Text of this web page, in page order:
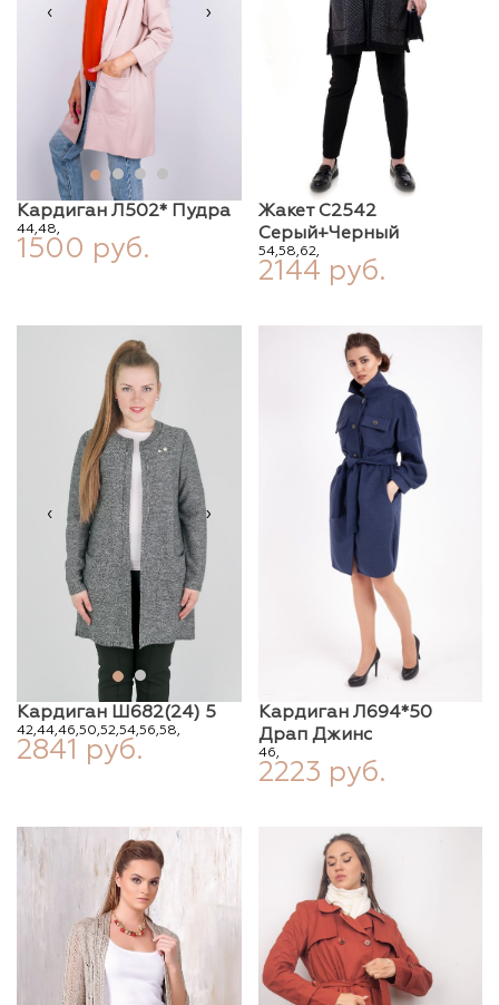
‹ ›
Кардиган Л502* Пудра
44,48,
1500 руб.
Жакет С2542
Серый+черный
54,58,62,
2144 руб.
‹ ›
Кардиган Ш682(24) 5
42,44,46,50,52,54,56,58,
2841 руб.
Кардиган Л694*50
Драп Джинс
46,
2223 руб.